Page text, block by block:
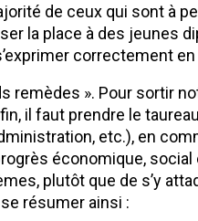
de ceux qui sont à
la place à des jeunes
correctement
remèdes ». Pour sortir
il faut prendre le
etc.), en
économique, social
plutôt que de s’y
résumer ainsi :